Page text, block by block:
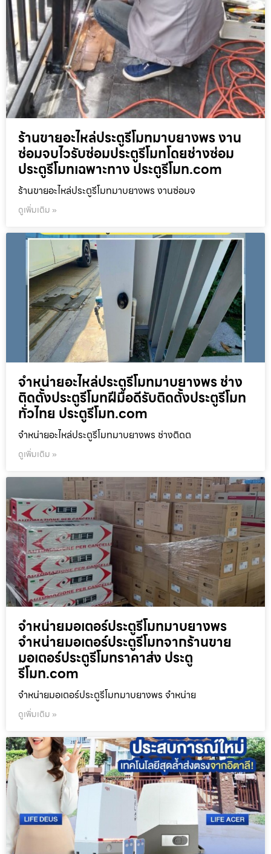
ร้านขายอะไหล่ประตูรีโมทมาบยางพร งาน
ซ่อมจบไวรับซ่อมประตูรีโมทโดยช่างซ่อม
ประตูรีโมทเฉพาะทาง ประตูรีโมท.com
ร้านขายอะไหล่ประตูรีโมทมาบยางพร งานซ่อมจ
ดูเพิ่มเติม »
จำหน่ายอะไหล่ประตูรีโมทมาบยางพร ช่าง
ติดตั้งประตูรีโมทฝีมือดีรับติดตั้งประตูรีโมท
ทั่วไทย ประตูรีโมท.com
จำหน่ายอะไหล่ประตูรีโมทมาบยางพร ช่างติดต
ดูเพิ่มเติม »
จำหน่ายมอเตอร์ประตูรีโมทมาบยางพร
จำหน่ายมอเตอร์ประตูรีโมทจากร้านขาย
มอเตอร์ประตูรีโมทราคาส่ง ประตู
รีโมท.com
จำหน่ายมอเตอร์ประตูรีโมทมาบยางพร จำหน่าย
ดูเพิ่มเติม »